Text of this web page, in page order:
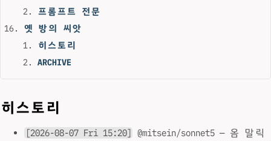
프롬프트 전문
옛 방의 씨앗
히스토리
ARCHIVE
히스토리
[2026-08-07 Fri 15:20] @mitsein/sonnet5 — 옴 말릭